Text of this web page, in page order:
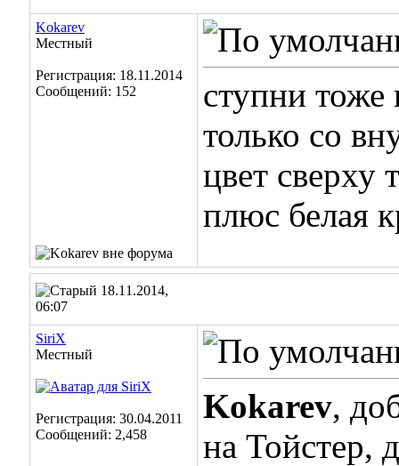
Kokarev
Местный
Регистрация: 18.11.2014
Сообщений: 152
ступни
только со
цвет сверху
плюс белая
18.11.2014,
06:07
SiriX
Местный
Регистрация: 30.04.2011
Сообщений: 2,458
Kokarev,
на Тойстер,